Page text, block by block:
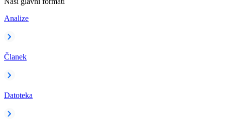
Analize
Članek
Datoteka